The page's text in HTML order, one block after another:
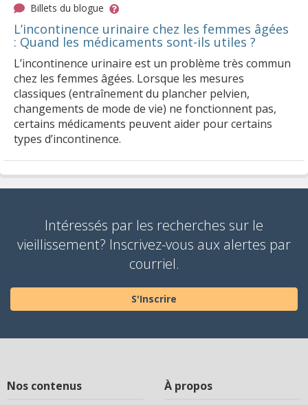
Billets du blogue
L’incontinence urinaire chez les femmes âgées
: Quand les médicaments sont-ils utiles ?
L’incontinence urinaire est un problème très commun
chez les femmes âgées. Lorsque les mesures
classiques (entraînement du plancher pelvien,
changements de mode de vie) ne fonctionnent pas,
certains médicaments peuvent aider pour certains
types d’incontinence.
Intéressés par les recherches sur le
vieillissement? Inscrivez-vous aux alertes par
courriel.
S'Inscrire
Nos contenus À propos